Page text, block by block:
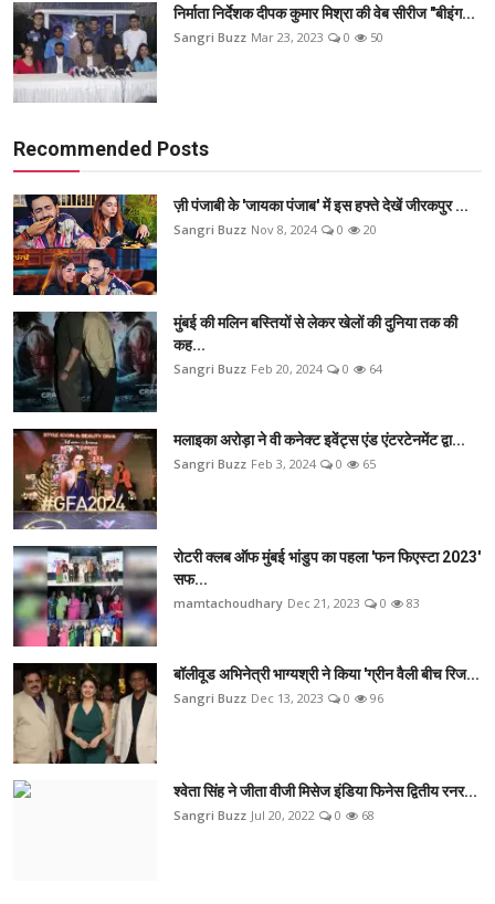
निर्माता निर्देशक दीपक कुमार मिश्रा की वेब सीरीज "बीइंग...
Sangri Buzz Mar 23, 2023 0 50
Recommended Posts
ज़ी पंजाबी के 'जायका पंजाब' में इस हफ्ते देखें जीरकपुर ...
Sangri Buzz Nov 8, 2024 0 20
मुंबई की मलिन बस्तियों से लेकर खेलों की दुनिया तक की
कह...
Sangri Buzz Feb 20, 2024 0 64
मलाइका अरोड़ा ने वी कनेक्ट इवेंट्स एंड एंटरटेनमेंट द्वा...
Sangri Buzz Feb 3, 2024 0 65
रोटरी क्लब ऑफ मुंबई भांडुप का पहला 'फन फिएस्टा 2023'
सफ...
mamtachoudhary Dec 21, 2023 0 83
बॉलीवूड अभिनेत्री भाग्यश्री ने किया 'ग्रीन वैली बीच रिज...
Sangri Buzz Dec 13, 2023 0 96
श्वेता सिंह ने जीता वीजी मिसेज इंडिया फिनेस द्वितीय रनर...
Sangri Buzz Jul 20, 2022 0 68